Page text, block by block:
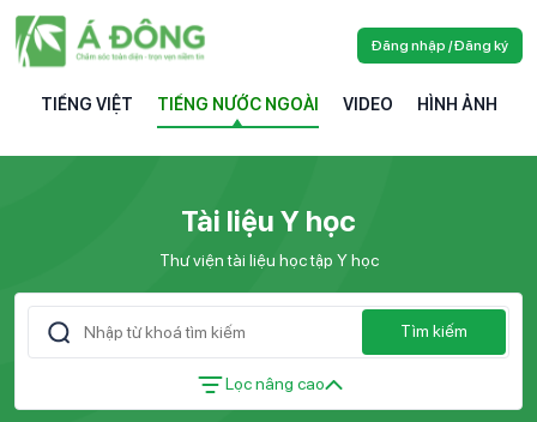
TIẾNG VIỆT TIẾNG NƯỚC NGOÀI VIDEO HÌNH ẢNH
Đăng nhập / Đăng ký
Tài liệu Y học
Thư viện tài liệu học tập Y học
Tìm kiếm
Lọc nâng cao